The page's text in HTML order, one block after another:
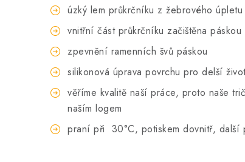
úzký lem průkrčníku z žebrového
vnitřní část průkrčníku začištěna
zpevnění ramenních švů páskou
silikonová úprava povrchu pro delší
věříme kvalitě naší práce, proto naše
naším logem
praní při 30°C, potiskem dovnitř, další